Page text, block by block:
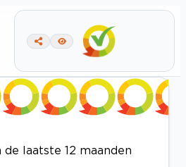
laatste 12 maanden